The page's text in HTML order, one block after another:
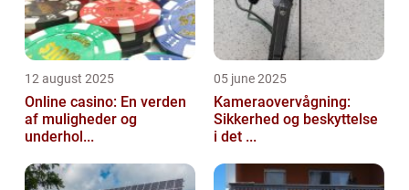
12 august 2025
Online casino: En verden
af muligheder og
underhol...
05 june 2025
Kameraovervågning:
Sikkerhed og beskyttelse
i det ...